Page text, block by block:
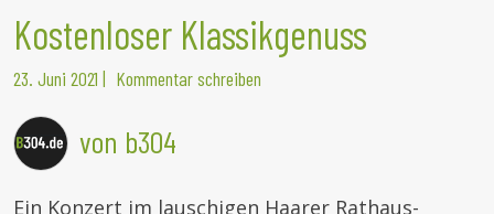
Kostenloser Klassikgenuss
23. Juni 2021 | Kommentar schreiben
von b304
Ein Konzert im lauschigen Haarer Rathaus-